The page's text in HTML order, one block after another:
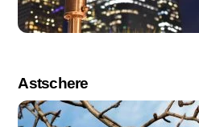
Astschere